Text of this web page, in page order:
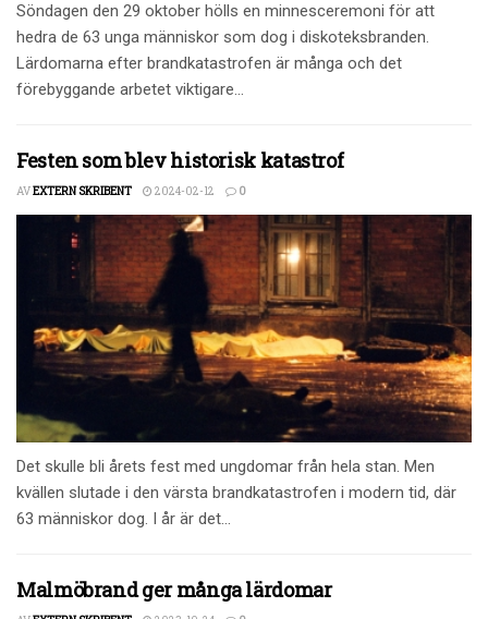
Söndagen den 29 oktober hölls en minnesceremoni för att
hedra de 63 unga människor som dog i diskoteksbranden.
Lärdomarna efter brandkatastrofen är många och det
förebyggande arbetet viktigare...
Festen som blev historisk katastrof
AVEXTERN SKRIBENT 2024-02-12 0
Det skulle bli årets fest med ungdomar från hela stan. Men
kvällen slutade i den värsta brandkatastrofen i modern tid, där
63 människor dog. I år är det...
Malmöbrand ger många lärdomar